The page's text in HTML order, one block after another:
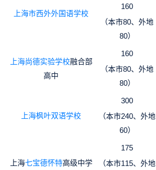
上海市西外外国语学校
160
（本市80、外地
80）
上海尚德实验学校融合部
高中
160
（本市80、外地
80）
上海枫叶双语学校
300
（本市240、外地
60）
上海七宝德怀特高级中学
175
（本市115、外地